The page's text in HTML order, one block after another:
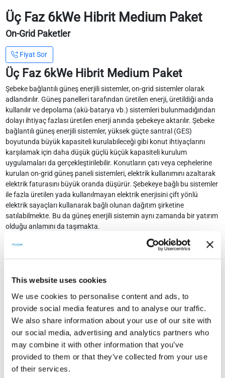
This website uses cookies
We use cookies to personalise content and ads, to
provide social media features and to analyse our traffic.
We also share information about your use of our site with
our social media, advertising and analytics partners who
may combine it with other information that you’ve
provided to them or that they’ve collected from your use
of their services.
Üç Faz 6kWe Hibrit Medium Paket
On-Grid Paketler
Fiyat Sor
Üç Faz 6kWe Hibrit Medium Paket
Şebeke bağlantılı güneş enerjili sistemler, on-grid sistemler olarak
adlandırılır. Güneş panelleri tarafından üretilen enerji, üretildiği anda
kullanılır ve depolama (akü-batarya vb.) sistemleri bulunmadığından
dolayı ihtiyaç fazlası üretilen enerji anında şebekeye aktarılır. Şebeke
bağlantılı güneş enerjili sistemler, yüksek güçte santral (GES)
boyutunda büyük kapasiteli kurulabileceği gibi konut ihtiyaçlarını
karşılamak için daha düşük güçlü küçük kapasiteli kurulum
uygulamaları da gerçekleştirilebilir. Konutların çatı veya cephelerine
kurulan on-grid güneş paneli sistemleri, elektrik kullanımını azaltarak
elektrik faturasını büyük oranda düşürür. Şebekeye bağlı bu sistemler
ile fazla üretilen yada kullanılmayan elektrik enerjisini çift yönlü
elektrik sayaçları kullanarak bağlı olunan dağıtım şirketine
satılabilmekte. Bu da güneş enerjili sistemin aynı zamanda bir yatırım
olduğu anlamını da taşımakta.
Paket İçeriği
BENZER ÜRÜNLER